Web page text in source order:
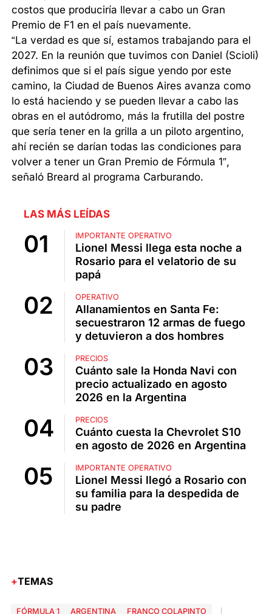
costos que produciría llevar a cabo un Gran
Premio de F1 en el país nuevamente.
“La verdad es que sí, estamos trabajando para el
2027. En la reunión que tuvimos con Daniel (Scioli)
definimos que si el país sigue yendo por este
camino, la Ciudad de Buenos Aires avanza como
lo está haciendo y se pueden llevar a cabo las
obras en el autódromo, más la frutilla del postre
que sería tener en la grilla a un piloto argentino,
ahí recién se darían todas las condiciones para
volver a tener un Gran Premio de Fórmula 1″,
señaló Breard al programa Carburando.
LAS MÁS LEÍDAS
IMPORTANTE OPERATIVO
Lionel Messi llega esta noche a
Rosario para el velatorio de su
papá
OPERATIVO
Allanamientos en Santa Fe:
secuestraron 12 armas de fuego
y detuvieron a dos hombres
PRECIOS
Cuánto sale la Honda Navi con
precio actualizado en agosto
2026 en la Argentina
PRECIOS
Cuánto cuesta la Chevrolet S10
en agosto de 2026 en Argentina
IMPORTANTE OPERATIVO
Lionel Messi llegó a Rosario con
su familia para la despedida de
su padre
TEMAS
FÓRMULA 1 ARGENTINA
FRANCO COLAPINTO